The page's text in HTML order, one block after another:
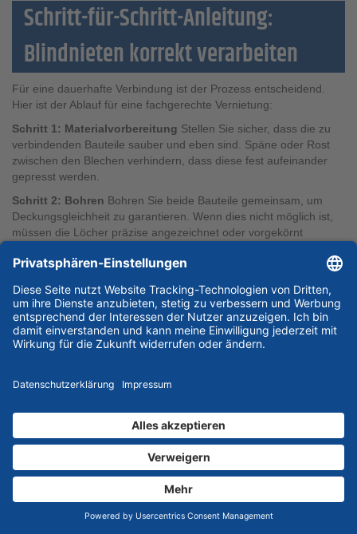
Schritt-für-Schritt-Anleitung:
Blindnieten korrekt verarbeiten
Für eine dauerhafte Verbindung ist der Prozess entscheidend.
Hier ist der Ablauf für eine fachgerechte Vernietung:
Schritt 1: Materialvorbereitung Stellen Sie sicher, dass die zu
verbindenden Bauteile sauber und eben sind. Späne oder Rost
zwischen den Blechen verhindern, dass diese fest aufeinander
gepresst werden.
Schritt 2: Bohren Bohren Sie beide Bauteile gemeinsam, um
Deckungsgleichheit zu garantieren. Wenn dies nicht möglich ist,
müssen die Löcher präzise angezeichnet oder vorgekörnt
oben).
Schritt 3: EntgratenEin oft vergessener, aber kritischer Schritt.
Entgraten Sie die Bohrlöcher auf beiden Seiten. Ein Grat
zwischen den Blechen wirkt wie ein Abstandshalter und verhindert
eine feste Verbindung. Ein Grat unter dem Setzkopf verhindert,
dass der Niet plan aufliegt.
Der Kopf muss bündig auf dem Material aufliegen. Wenn er
sondern das Loch nachbohren.
Schritt 5: SetzvorgangSchieben Sie das Mundstück der
Blindnietzange bis zum Anschlag auf den Nietdorn. Betätigen Sie
das Werkzeug.
Bei Handzangen: Drücken Sie die Griffe zusammen.
Gegebenenfalls müssen Sie mehrmals „nachfassen“